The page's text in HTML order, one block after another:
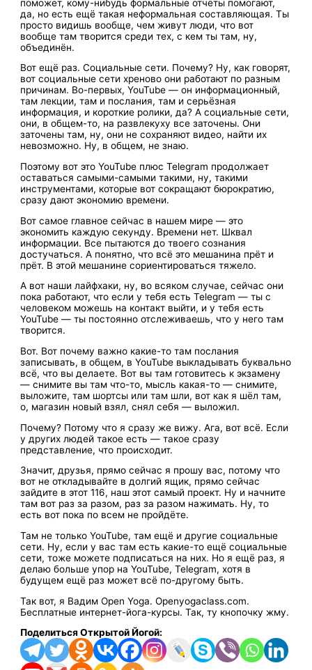
поможет, кому-нибудь формальные отчёты помогают,
да, но есть ещё такая неформальная составляющая. Ты
просто видишь вообще, чем живут люди, что вот
вообще там творится среди тех, с кем ты там, ну,
объединён.
Вот ещё раз. Социальные сети. Почему? Ну, как говорят,
вот социальные сети хреново они работают по разным
причинам. Во-первых, YouTube — он информационный,
там лекции, там и послания, там и серьёзная
информация, и короткие ролики, да? А социальные сети,
они, в общем-то, на развлекуху все заточены. Они
заточены там, ну, они не сохраняют видео, найти их
невозможно. Ну, в общем, не знаю.
Поэтому вот это YouTube плюс Telegram продолжает
оставаться самыми-самыми такими, ну, такими
инструментами, которые вот сокращают бюрократию,
сразу дают экономию времени.
Вот самое главное сейчас в нашем мире — это
экономить каждую секунду. Времени нет. Шквал
информации. Все пытаются до твоего сознания
достучаться. А понятно, что всё это мешанина прёт и
прёт. В этой мешанине сориентироваться тяжело.
А вот наши лайфхаки, ну, во всяком случае, сейчас они
пока работают, что если у тебя есть Telegram — ты с
человеком можешь на контакт выйти, и у тебя есть
YouTube — ты постоянно отслеживаешь, что у него там
творится.
Вот. Вот почему важно какие-то там послания
записывать, в общем, в YouTube выкладывать буквально
всё, что вы делаете. Вот вы там готовитесь к экзамену
— снимите вы там что-то, мысль какая-то — снимите,
выложите, там шортсы или там шли, вот как я шёл там,
о, магазин новый взял, снял себя — выложил.
Почему? Потому что я сразу же вижу. Ага, вот всё. Если
у других людей такое есть — такое сразу
представление, что происходит.
Значит, друзья, прямо сейчас я прошу вас, потому что
вот не откладывайте в долгий ящик, прямо сейчас
зайдите в этот 116, наш этот самый проект. Ну и начните
там вот раз за разом, раз за разом нажимать. Ну, то
есть вот пока по всем не пройдёте.
Там не только YouTube, там ещё и другие социальные
сети. Ну, если у вас там есть какие-то ещё социальные
сети, тоже можете подписаться на них. Но я ещё раз, я
делаю больше упор на YouTube, Telegram, хотя в
будущем ещё раз может всё по-другому быть.
Так вот, я Вадим Open Yoga. Openyogaclass.com.
Бесплатные интернет-йога-курсы. Так, ту кнопочку жму.
Поделиться Открытой Йогой: